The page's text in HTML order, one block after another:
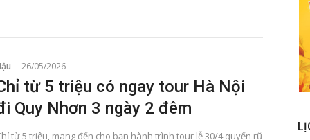
26/05/2026
từ 5 triệu có ngay tour Hà Nội
Quy Nhơn 3 ngày 2 đêm
từ 5 triệu, mang đến cho bạn hành trình tour lễ 30/4 quyến rũ